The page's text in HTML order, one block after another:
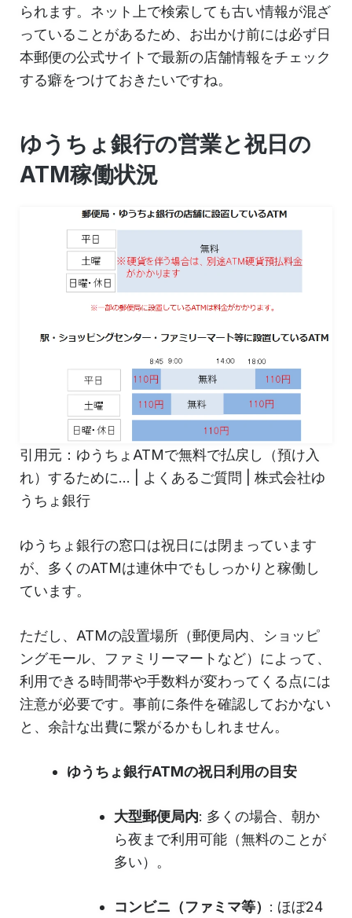
られます。ネット上で検索しても古い情報が混ざ
っていることがあるため、お出かけ前には必ず日
本郵便の公式サイトで最新の店舗情報をチェック
する癖をつけておきたいですね。
ゆうちょ銀行の営業と祝日の
ATM稼働状況
引用元：ゆうちょATMで無料で払戻し（預け入
れ）するために... | よくあるご質問 | 株式会社ゆ
うちょ銀行
ゆうちょ銀行の窓口は祝日には閉まっています
が、多くのATMは連休中でもしっかりと稼働し
ています。
ただし、ATMの設置場所（郵便局内、ショッピ
ングモール、ファミリーマートなど）によって、
利用できる時間帯や手数料が変わってくる点には
注意が必要です。事前に条件を確認しておかない
と、余計な出費に繋がるかもしれません。
ゆうちょ銀行ATMの祝日利用の目安
大型郵便局内: 多くの場合、朝か
ら夜まで利用可能（無料のことが
多い）。
コンビニ（ファミマ等） : ほぼ24